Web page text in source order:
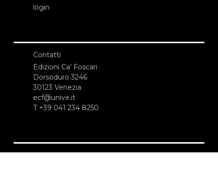
login
Contatti
Edizioni Ca’ Foscari
Dorsoduro 3246
30123 Venezia
ecf@unive.it
T +39 041 234 8250
ISCRIVITI ALLA NEWSLETTER